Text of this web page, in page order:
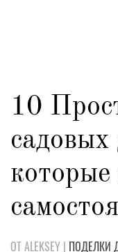
10
садовых
ОТ ALEKSEY | ПОДЕЛКИ